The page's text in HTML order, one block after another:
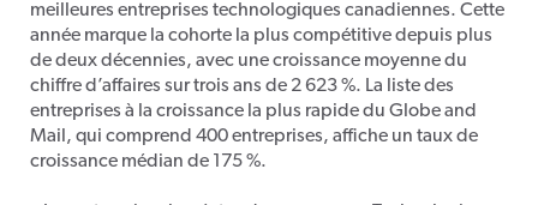
meilleures entreprises technologiques canadiennes. Cette
année marque la cohorte la plus compétitive depuis plus
de deux décennies, avec une croissance moyenne du
chiffre d’affaires sur trois ans de 2 623 %. La liste des
entreprises à la croissance la plus rapide du Globe and
Mail, qui comprend 400 entreprises, affiche un taux de
croissance médian de 175 %.